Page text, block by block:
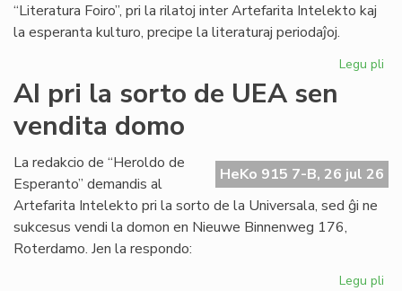
“Literatura Foiro”, pri la rilatoj inter Artefarita Intelekto kaj
la esperanta kulturo, precipe la literaturaj periodaĵoj.
Legu pli
AI pri la sorto de UEA sen
vendita domo
HeKo 915 7-B, 26 jul 26
La redakcio de “Heroldo de
Esperanto” demandis al
Artefarita Intelekto pri la sorto de la Universala, sed ĝi ne
sukcesus vendi la domon en Nieuwe Binnenweg 176,
Roterdamo. Jen la respondo:
Legu pli